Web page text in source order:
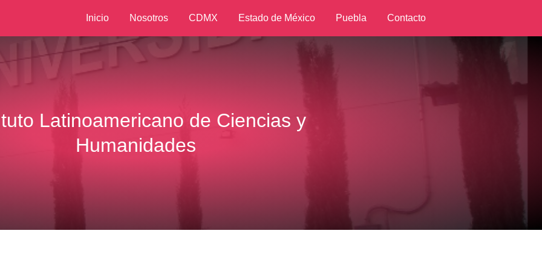
Inicio Nosotros CDMX Estado de México Puebla Contacto
Latinoamericano de Ciencias y
Humanidades